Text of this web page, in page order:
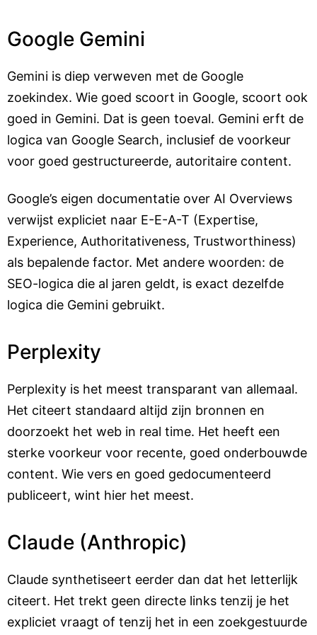
Google Gemini
Gemini is diep verweven met de Google
zoekindex. Wie goed scoort in Google, scoort ook
goed in Gemini. Dat is geen toeval. Gemini erft de
logica van Google Search, inclusief de voorkeur
voor goed gestructureerde, autoritaire content.
Google’s eigen documentatie over AI Overviews
verwijst expliciet naar E-E-A-T (Expertise,
Experience, Authoritativeness, Trustworthiness)
als bepalende factor. Met andere woorden: de
SEO-logica die al jaren geldt, is exact dezelfde
logica die Gemini gebruikt.
Perplexity
Perplexity is het meest transparant van allemaal.
Het citeert standaard altijd zijn bronnen en
doorzoekt het web in real time. Het heeft een
sterke voorkeur voor recente, goed onderbouwde
content. Wie vers en goed gedocumenteerd
publiceert, wint hier het meest.
Claude (Anthropic)
Claude synthetiseert eerder dan dat het letterlijk
citeert. Het trekt geen directe links tenzij je het
expliciet vraagt of tenzij het in een zoekgestuurde